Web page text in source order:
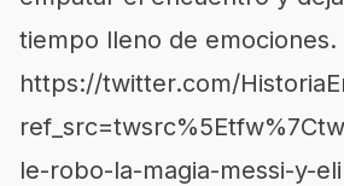
tiempo lleno de emociones.
https://twitter.com/
le-robo-la-magia-messi-y-